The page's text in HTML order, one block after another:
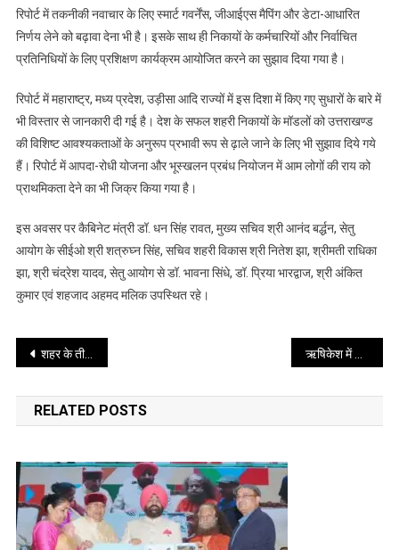
मुख्यमंत्री
रिपोर्ट
रिपोर्ट में तकनीकी नवाचार के लिए स्मार्ट गवर्नेंस, जीआईएस मैपिंग और डेटा-आधारित
निर्णय लेने को बढ़ावा देना भी है। इसके साथ ही निकायों के कर्मचारियों और निर्वाचित
प्रतिनिधियों के लिए प्रशिक्षण कार्यक्रम आयोजित करने का सुझाव दिया गया है।
रिपोर्ट में महाराष्ट्र, मध्य प्रदेश, उड़ीसा आदि राज्यों में इस दिशा में किए गए सुधारों के बारे में
भी विस्तार से जानकारी दी गई है। देश के सफल शहरी निकायों के मॉडलों को उत्तराखण्ड
की विशिष्ट आवश्यकताओं के अनुरूप प्रभावी रूप से ढ़ाले जाने के लिए भी सुझाव दिये गये
हैं। रिपोर्ट में आपदा-रोधी योजना और भूस्खलन प्रबंध नियोजन में आम लोगों की राय को
प्राथमिकता देने का भी जिक्र किया गया है।
इस अवसर पर कैबिनेट मंत्री डॉ. धन सिंह रावत, मुख्य सचिव श्री आनंद बर्द्धन, सेतु
आयोग के सीईओ श्री शत्रुघ्न सिंह, सचिव शहरी विकास श्री नितेश झा, श्रीमती राधिका
झा, श्री चंद्रेश यादव, सेतु आयोग से डॉ. भावना सिंधे, डॉ. प्रिया भारद्वाज, श्री अंकित
कुमार एवं शहजाद अहमद मलिक उपस्थित रहे।
Post
navigation
शहर के तीनों निर्माणाधीन ऑटोमेटेड पार्किंग दिखेगा आधुनिक स्वरूप में
RELATED POSTS